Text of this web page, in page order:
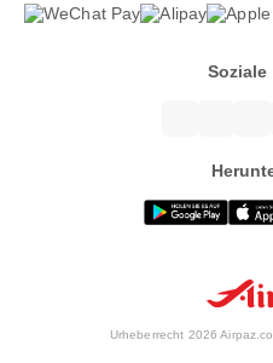
Soziale
Urheberrecht 2026